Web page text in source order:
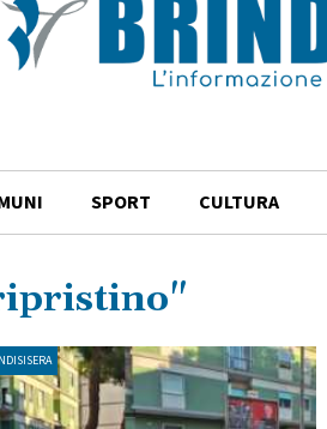
SPORT CULTURA